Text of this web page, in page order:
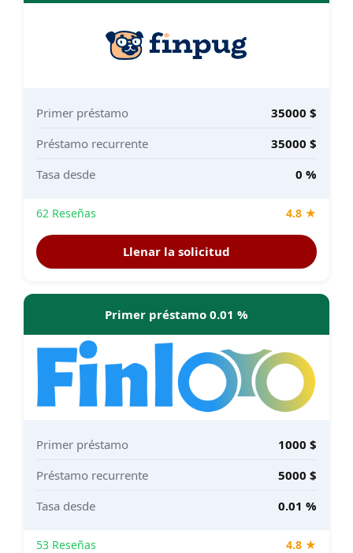
Primer préstamo
35000 $
Préstamo recurrente
35000 $
Tasa desde
0 %
62 Reseñas 4.8 ★
Llenar la solicitud
Primer préstamo 0.01 %
Primer préstamo
1000 $
Préstamo recurrente
5000 $
Tasa desde
0.01 %
53 Reseñas 4.8 ★